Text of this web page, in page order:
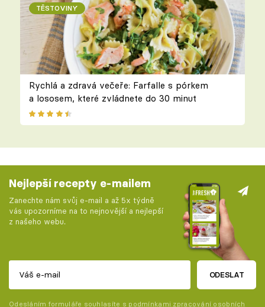
TĚSTOVINY
Rychlá a zdravá večeře: Farfalle s pórkem
a lososem, které zvládnete do 30 minut
Nejlepší recepty e-mailem
Zanechte nám svůj e-mail a až 5x týdně
vás upozorníme na to nejnovější a nejlepší
z našeho webu.
ODESLAT
Odesláním formuláře souhlasíte s podmínkami zpracování osobních